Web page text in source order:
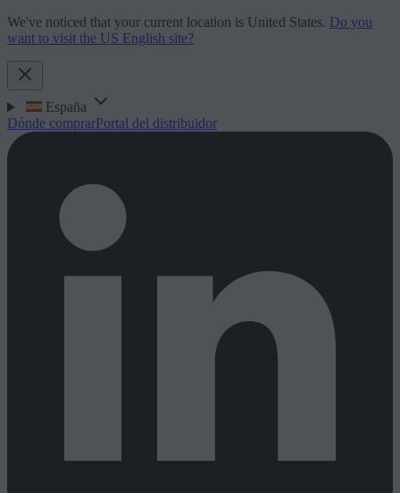
We've noticed that your current location is United States. Do you
want to visit the US English site?
España
Dónde comprarPortal del distribuidor